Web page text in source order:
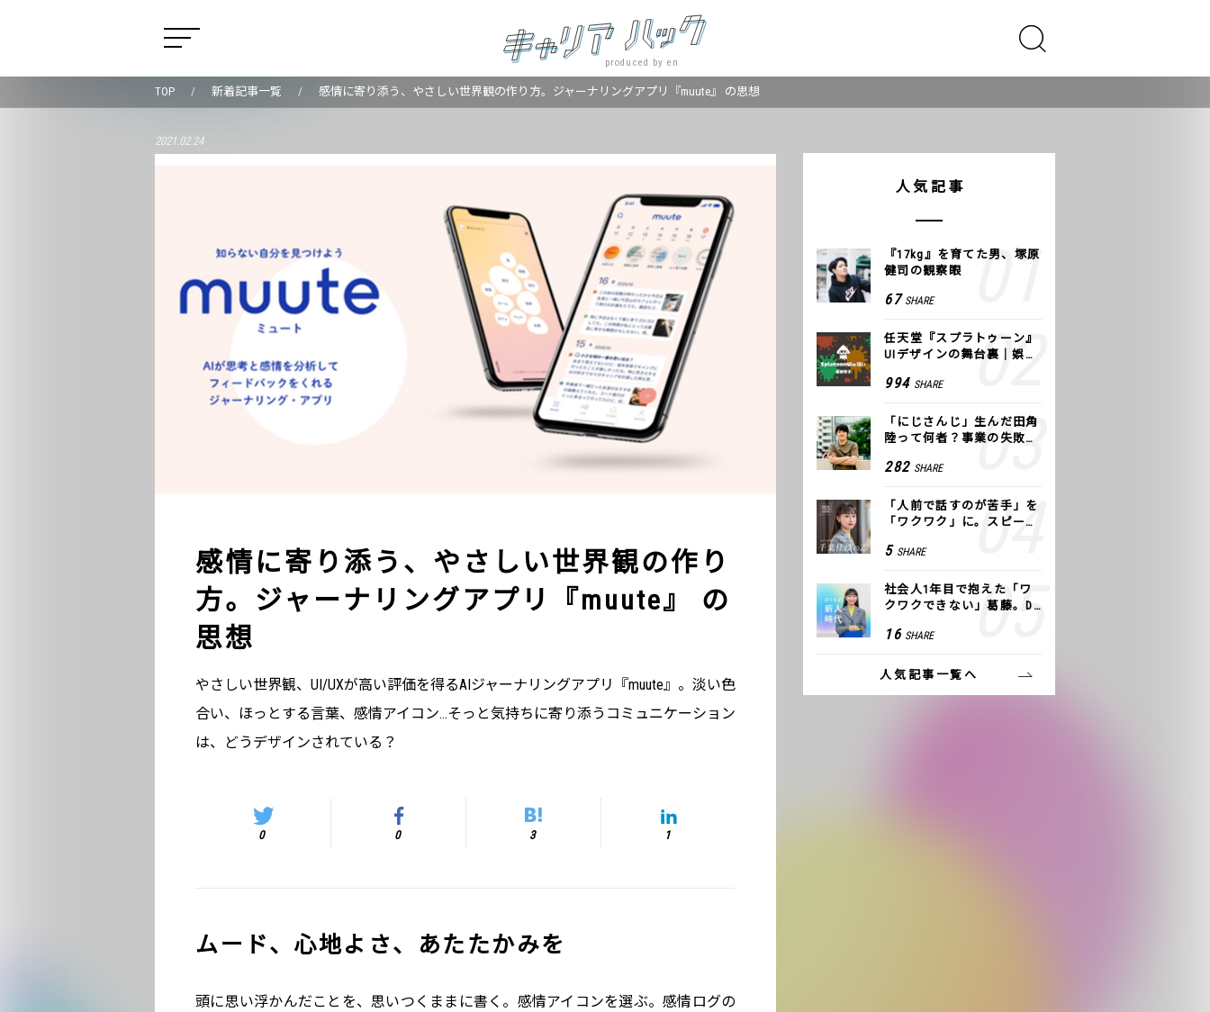
produced by en
TOP 新着記事一覧 感情に寄り添う、やさしい世界観の作り方。ジャーナリングアプリ『muute』 の思想
2021.02.24
感情に寄り添う、やさしい世界観の作り
方。ジャーナリングアプリ『muute』 の
思想
やさしい世界観、UI/UXが高い評価を得るAIジャーナリングアプリ『muute』。淡い色
合い、ほっとする言葉、感情アイコン…そっと気持ちに寄り添うコミュニケーション
は、どうデザインされている？
0 0 3 1
ムード、心地よさ、あたたかみを
頭に思い浮かんだことを、思いつくままに書く。感情アイコンを選ぶ。感情ログの
人気記事
『17kg』を育てた男、塚原
健司の観察眼
67 SHARE
任天堂『スプラトゥーン』
UIデザインの舞台裏｜娯楽
994 SHARE
「にじさんじ」生んだ田角
陸って何者？事業の失敗
COLOR
282 SHARE
「人前で話すのが苦手」を
「ワクワク」に。スピーチ
方トレーニング」に込めた
5 SHARE
社会人1年目で抱えた「ワ
クワクできない」葛藤。De
つけた、私の生きる道
16 SHARE
人気記事一覧へ